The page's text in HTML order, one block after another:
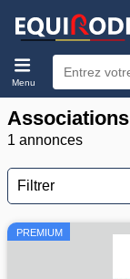
Menu
1 annonces
Filtrer
PREMIUM